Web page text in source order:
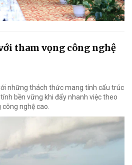
tham vọng công nghệ
những thách thức mang tính cấu trúc
bền vững khi đẩy nhanh việc theo
nghệ cao.